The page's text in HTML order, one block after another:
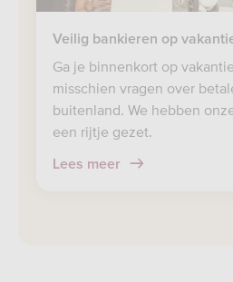
Veilig bankieren op
Ga je binnenkort op
misschien vragen over
buitenland. We hebben
een rijtje gezet.
Lees meer